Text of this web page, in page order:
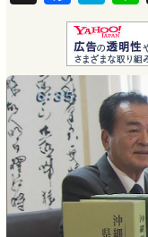
a
c
e
b
o
o
k
a
t
e
n
a
i
n
e